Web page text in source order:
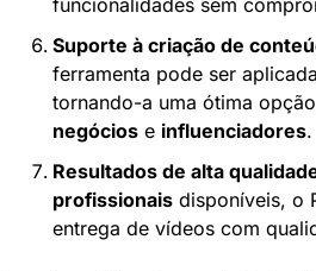
Suporte à criação de
ferramenta pode ser
tornando-a uma ótima
negócios e influenciadores.
Resultados de alta
profissionais disponíveis, o
entrega de vídeos com